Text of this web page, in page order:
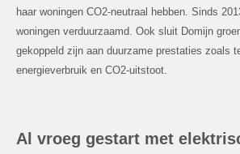
haar woningen CO2-neutraal hebben. Sinds
woningen verduurzaamd. Ook sluit Domijn
gekoppeld zijn aan duurzame prestaties zoals
energieverbruik en CO2-uitstoot.
Al vroeg gestart met